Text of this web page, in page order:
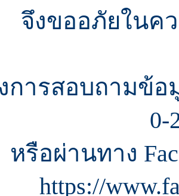
จึงขออภัยในค
การสอบถามข้อ
0-
หรือผ่านทาง
https://